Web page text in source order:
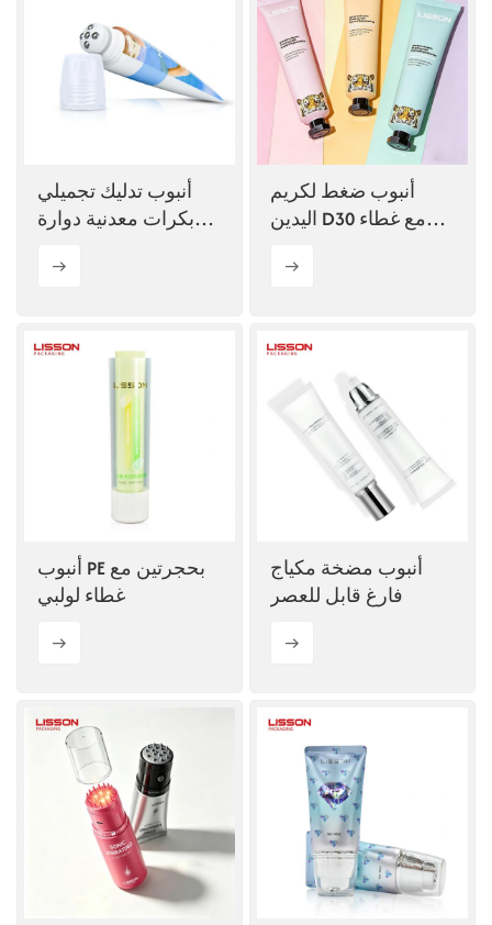
أنبوب تدليك تجميلي
بكرات معدنية دوارة
وسعة 40 مل مع رأس
أنبوب ضغط لكريم
اليدين D30 مع غطاء
أنبوب PE بحجرتين مع
غطاء لولبي
أنبوب مضخة مكياج
فارغ قابل للعصر